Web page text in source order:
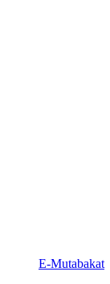
E-Mutabakat